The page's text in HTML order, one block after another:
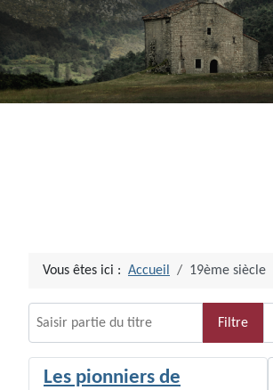
Vous êtes ici : Accueil 19ème siècle
Filtre
Les pionniers de